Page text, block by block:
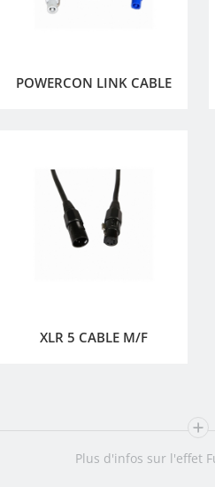
POWERCON LINK CABLE
XLR 5 CABLE M/F
Plus d'infos sur l'effet